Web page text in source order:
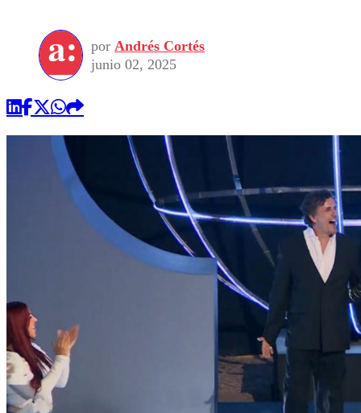
Torneo Internacional
Torneo Nacional
Internacional
Nacional
Programas
Comercial
por Andrés Cortés
junio 02, 2025